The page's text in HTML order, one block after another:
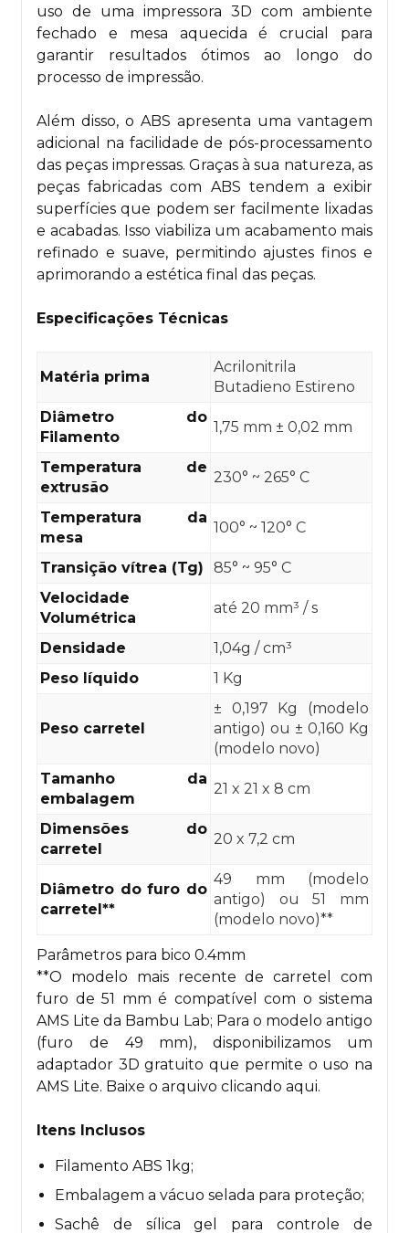
uso de uma impressora 3D com ambiente
fechado e mesa aquecida é crucial para
garantir resultados ótimos ao longo do
processo de impressão.
Além disso, o ABS apresenta uma vantagem
adicional na facilidade de pós-processamento
das peças impressas. Graças à sua natureza, as
peças fabricadas com ABS tendem a exibir
superfícies que podem ser facilmente lixadas
e acabadas. Isso viabiliza um acabamento mais
refinado e suave, permitindo ajustes finos e
aprimorando a estética final das peças.
Especificações Técnicas
Matéria prima
Acrilonitrila
Butadieno Estireno
Diâmetro do
Filamento
1,75 mm ± 0,02 mm
Temperatura de
extrusão
230° ~ 265° C
Temperatura da
mesa
100° ~ 120° C
Transição vítrea (Tg)
85° ~ 95° C
Velocidade
Volumétrica
até 20 mm³ / s
Densidade
1,04g / cm³
Peso líquido
1 Kg
Peso carretel
± 0,197 Kg (modelo
antigo) ou ± 0,160 Kg
(modelo novo)
Tamanho da
embalagem
21 x 21 x 8 cm
Dimensões do
carretel
20 x 7,2 cm
Diâmetro do furo do
carretel**
49 mm (modelo
antigo) ou 51 mm
(modelo novo)**
Parâmetros para bico 0.4mm
**O modelo mais recente de carretel com
furo de 51 mm é compatível com o sistema
AMS Lite da Bambu Lab; Para o modelo antigo
(furo de 49 mm), disponibilizamos um
adaptador 3D gratuito que permite o uso na
AMS Lite. Baixe o arquivo clicando aqui.
Itens Inclusos
Filamento ABS 1kg;
Embalagem a vácuo selada para proteção;
Sachê de sílica gel para controle de